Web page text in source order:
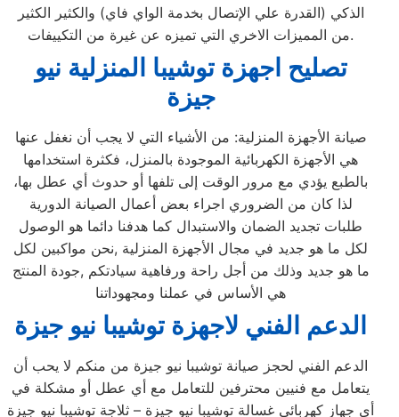
الذكي (القدرة علي الإتصال بخدمة الواي فاي) والكثير الكثير
من المميزات الاخري التي تميزه عن غيرة من التكييفات.
تصليح اجهزة توشيبا المنزلية نيو
جيزة
صيانة الأجهزة المنزلية: من الأشياء التي لا يجب أن نغفل عنها
هي الأجهزة الكهربائية الموجودة بالمنزل، فكثرة استخدامها
بالطبع يؤدي مع مرور الوقت إلى تلفها أو حدوث أي عطل بها،
لذا كان من الضروري اجراء بعض أعمال الصيانة الدورية
طلبات تجديد الضمان والاستبدال كما هدفنا دائما هو الوصول
لكل ما هو جديد في مجال الأجهزة المنزلية ,نحن مواكبين لكل
ما هو جديد وذلك من أجل راحة ورفاهية سيادتكم ,جودة المنتج
هي الأساس في عملنا ومجهوداتنا
الدعم الفني لاجهزة توشيبا نيو جيزة
الدعم الفني لحجز صيانة توشيبا نيو جيزة من منكم لا يحب أن
يتعامل مع فنيين محترفين للتعامل مع أي عطل أو مشكلة في
أي جهاز كهربائي غسالة توشيبا نيو جيزة – ثلاجة توشيبا نيو جيزة